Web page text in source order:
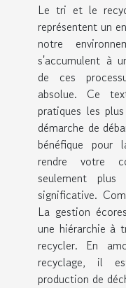
Le tri et le
représentent un
notre
s'accumulent à
de ces
absolue. Ce
pratiques les
démarche de
bénéfique pour
rendre votre
seulement
significative.
La gestion
une hiérarchie à
recycler. En
recyclage, il
production de